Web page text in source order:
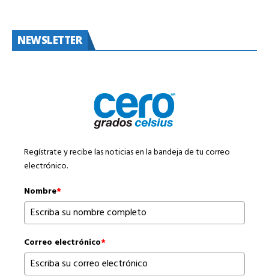
NEWSLETTER
Regístrate y recibe las noticias en la bandeja de tu correo
electrónico.
Nombre*
Correo electrónico*